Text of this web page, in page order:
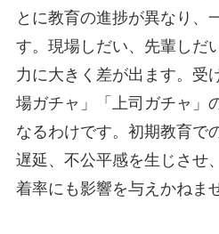
とに教育の進捗が異なり、
す。現場しだい、先輩しだ
力に大きく差が出ます。受
場ガチャ」「上司ガチャ」
なるわけです。初期教育で
遅延、不公平感を生じさせ
着率にも影響を与えかねま